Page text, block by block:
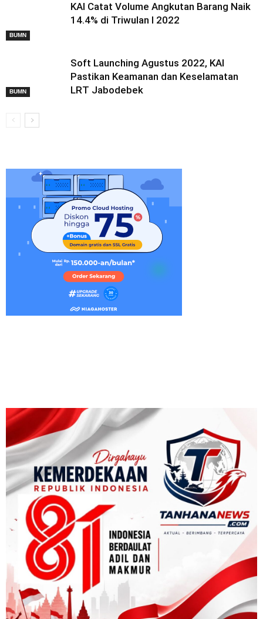
BUMN
KAI Catat Volume Angkutan Barang Naik
14.4% di Triwulan I 2022
BUMN
Soft Launching Agustus 2022, KAI
Pastikan Keamanan dan Keselamatan
LRT Jabodebek